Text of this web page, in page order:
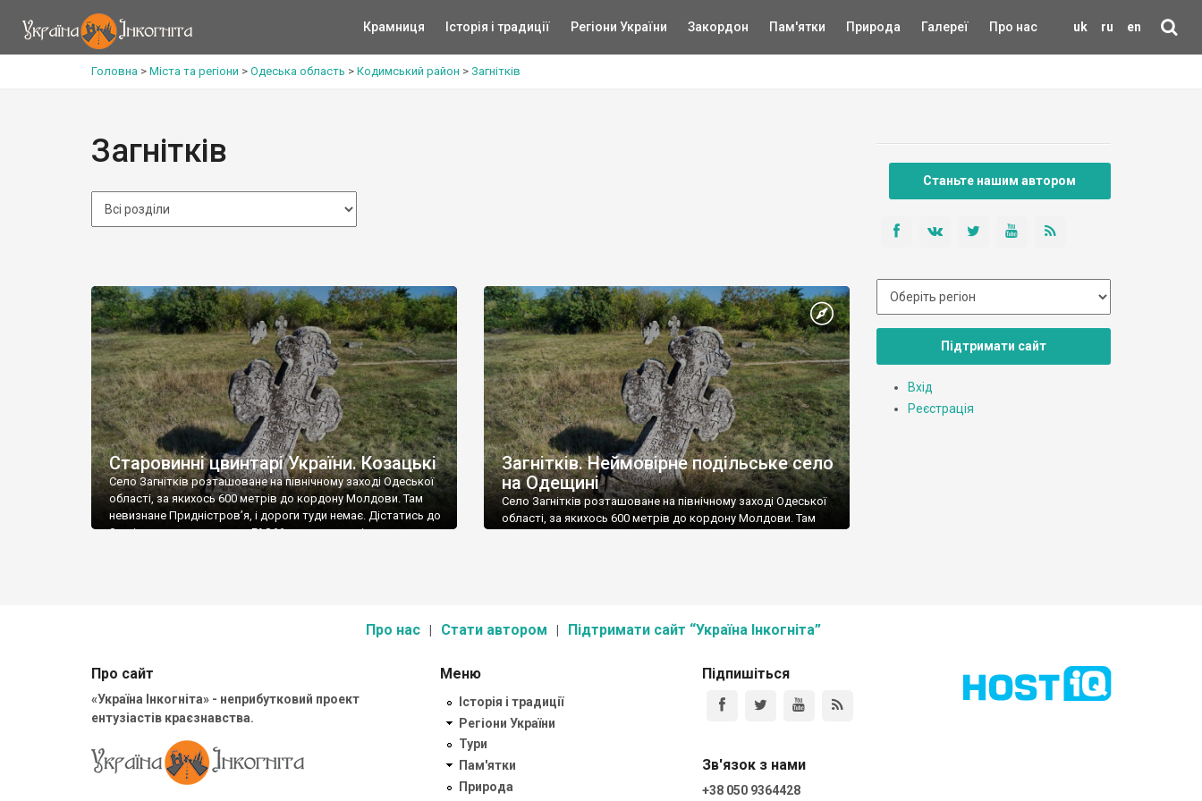
uk ru en
Крамниця Історія і традиції Регіони України Закордон Пам'ятки Природа Галереї Про нас
Головна > Міста та регіони > Одеська область > Кодимський район > Загнітків
Загнітків
Старовинні цвинтарі України. Козацькі
Село Загнітків розташоване на північному заході Одеської
області, за якихось 600 метрів до кордону Молдови. Там
невизнане Придністров’я, і дороги туди немає. Дістатись до
Загніткова, якщо у вас не ГАЗ66, можна лише із колишнього
Загнітків. Неймовірне подільське село
на Одещині
Село Загнітків розташоване на північному заході Одеської
області, за якихось 600 метрів до кордону Молдови. Там
Станьте нашим автором
Підтримати сайт
Вхід
Реєстрація
Про нас Стати автором Підтримати сайт “Україна Інкогніта”
Про сайт
«Україна Інкогніта» - неприбутковий проект
ентузіастів краєзнавства.
Меню
Історія і традиції
Регіони України
Тури
Пам'ятки
Природа
Підпишіться
Зв'язок з нами
+38 050 9364428